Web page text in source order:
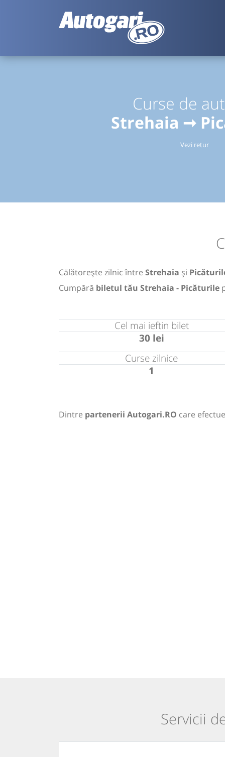
Curse de
Strehaia ➞
Vezi retur
Călătorește zilnic între Strehaia și
Cumpără biletul tău Strehaia - Picăturile
Cel mai ieftin bilet
30 lei
Curse zilnice
1
Dintre partenerii Autogari.RO care
Servicii